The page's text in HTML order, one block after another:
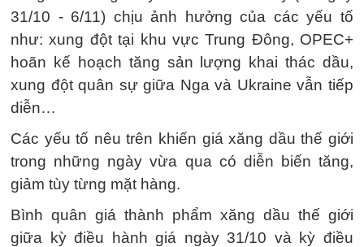
31/10 - 6/11) chịu ảnh hưởng của các yếu tố
như: xung đột tại khu vực Trung Đông, OPEC+
hoãn kế hoạch tăng sản lượng khai thác dầu,
xung đột quân sự giữa Nga và Ukraine vẫn tiếp
diễn…
Các yếu tố nêu trên khiến giá xăng dầu thế giới
trong những ngày vừa qua có diễn biến tăng,
giảm tùy từng mặt hàng.
Bình quân giá thành phẩm xăng dầu thế giới
giữa kỳ điều hành giá ngày 31/10 và kỳ điều